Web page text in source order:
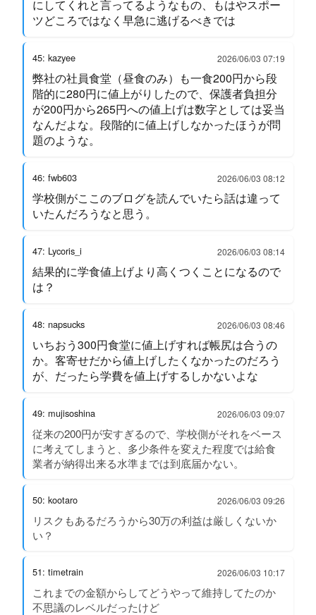
にしてくれと言ってるようなもの、もはやスポー
ツどころではなく早急に逃げるべきでは
45: kazyee 2026/06/03 07:19
弊社の社員食堂（昼食のみ）も一食200円から段
階的に280円に値上がりしたので、保護者負担分
が200円から265円への値上げは数字としては妥当
なんだよな。段階的に値上げしなかったほうが問
題のような。
46: fwb603 2026/06/03 08:12
学校側がここのブログを読んでいたら話は違って
いたんだろうなと思う。
47: Lycoris_i 2026/06/03 08:14
結果的に学食値上げより高くつくことになるので
は？
48: napsucks 2026/06/03 08:46
いちおう300円食堂に値上げすれば帳尻は合うの
か。客寄せだから値上げしたくなかったのだろう
が、だったら学費を値上げするしかないよな
49: mujisoshina 2026/06/03 09:07
従来の200円が安すぎるので、学校側がそれをベース
に考えてしまうと、多少条件を変えた程度では給食
業者が納得出来る水準までは到底届かない。
50: kootaro 2026/06/03 09:26
リスクもあるだろうから30万の利益は厳しくないか
い？
51: timetrain 2026/06/03 10:17
これまでの金額からしてどうやって維持してたのか
不思議のレベルだったけど